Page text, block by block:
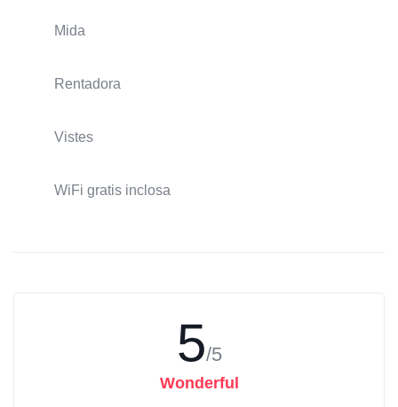
Mida
Rentadora
Vistes
WiFi gratis inclosa
5/5
Wonderful